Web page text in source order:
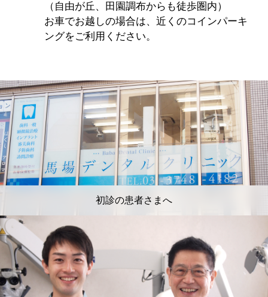
（自由が丘、田園調布からも徒歩圏内）
お車でお越しの場合は、近くのコインパーキ
ングをご利用ください。
初診の患者さまへ